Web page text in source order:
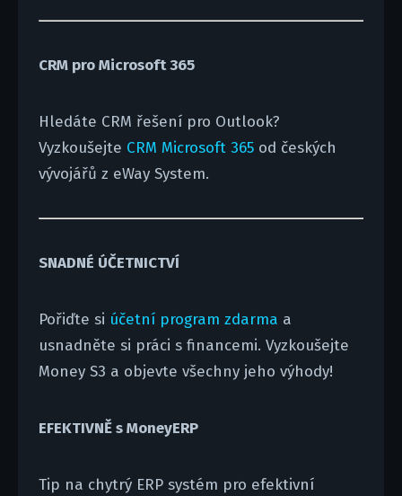
CRM pro Microsoft 365
Hledáte CRM řešení pro Outlook?
Vyzkoušejte CRM Microsoft 365od českých
vývojářů z eWay System.
SNADNÉ ÚČETNICTVÍ
Pořiďte si účetní program zdarma a
usnadněte si práci s financemi. Vyzkoušejte
Money S3 a objevte všechny jeho výhody!
EFEKTIVNĚ s MoneyERP
Tip na chytrý ERP systém pro efektivní